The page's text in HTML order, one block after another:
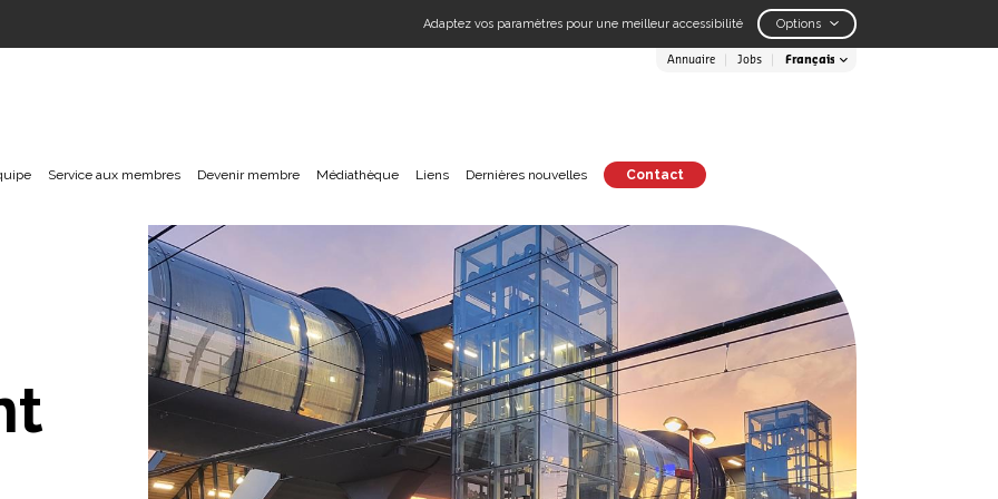
Adaptez vos paramètres pour une meilleur accessibilité Options
Annuaire Jobs
Service aux membres Devenir membre Médiathèque Liens Dernières nouvelles Contact